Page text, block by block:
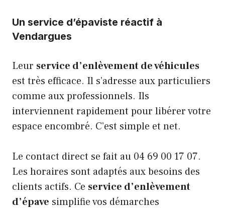
Un service d’épaviste réactif à
Vendargues
Leur service d’enlèvement de véhicules
est très efficace. Il s’adresse aux particuliers
comme aux professionnels. Ils
interviennent rapidement pour libérer votre
espace encombré. C’est simple et net.
Le contact direct se fait au 04 69 00 17 07.
Les horaires sont adaptés aux besoins des
clients actifs. Ce service d’enlèvement
d’épave simplifie vos démarches